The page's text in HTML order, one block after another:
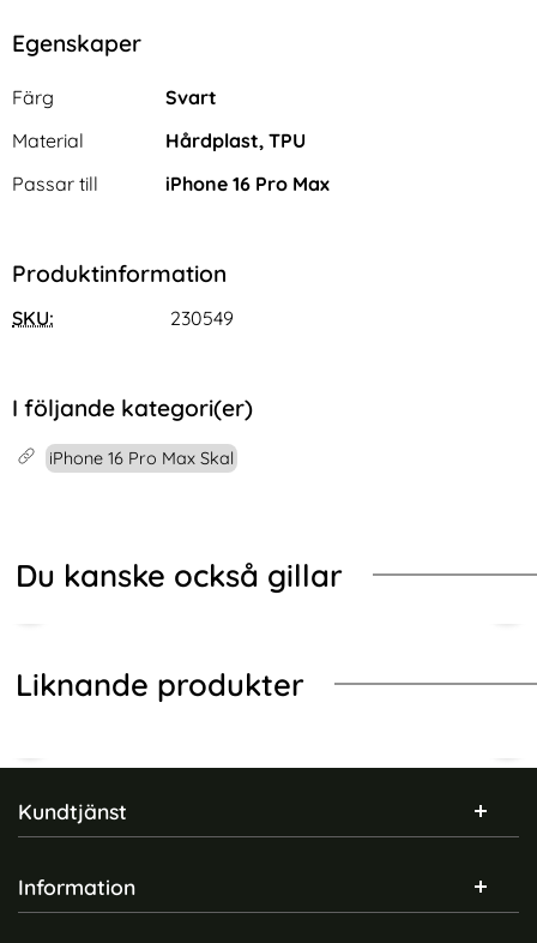
Läder Svart
Fodral RFID Rosa Blommor
Art. nr 235785
rea pris
136 kr tidigare pris
136 kr Köp
Galaxy A16/A26 5G Fodral RFID Rosa Blommor
rea pris
161 kr
iPhone 16 Pro 2-PACK
Egenskaper
Egenskaper/attribut för denna produkt
Attribut
Färg
Svart
Material
Hårdplast, TPU
Passar till
iPhone 16 Pro Max
Produktinformation
SKU: 230549
I följande kategori(er)
iPhone 16 Pro Max Skal
Du kanske också gillar
Liknande produkter
Sidfot Blandad info och länkar
Kundtjänst
Information